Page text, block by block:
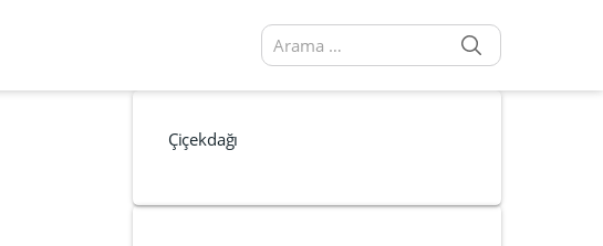
Arama sonuçları:
Çiçekdağı